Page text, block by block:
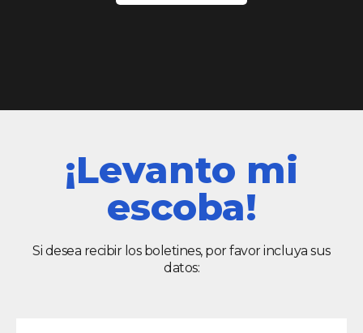
¡Levanto mi
escoba!
Si desea recibir los boletines, por favor incluya sus
datos: